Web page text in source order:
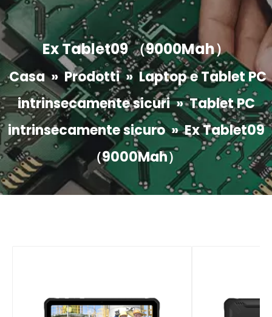
Ex Tablet09 （9000Mah）
Casa » Prodotti » Laptop e Tablet PC
intrinsecamente sicuri »Tablet PC
intrinsecamente sicuro »Ex Tablet09
（9000Mah）